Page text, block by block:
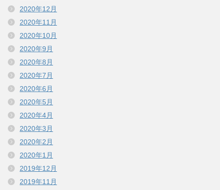
2020年12月
2020年11月
2020年10月
2020年9月
2020年8月
2020年7月
2020年6月
2020年5月
2020年4月
2020年3月
2020年2月
2020年1月
2019年12月
2019年11月